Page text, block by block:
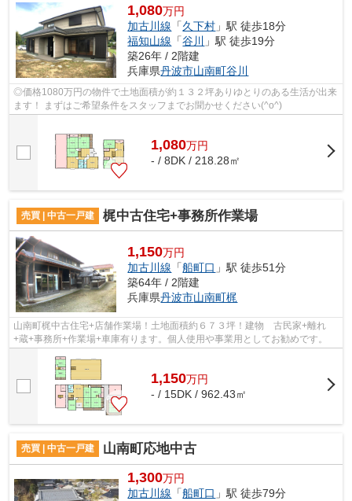
1,080万円
加古川線 「久下村 」駅 徒歩18分
福知山線 「谷川
」駅 徒歩19分
築26年 / 2階建
兵庫県丹波市山南町谷川
◎価格1080万円の物件で土地面積が約１３２坪ありゆとりのある生活が出来
ます！ まずはご希望条件をスタッフまでお聞かせください(^o^)
1,080万円
- / 8DK / 218.28㎡
売買 | 中古一戸建 梶中古住宅+事務所作業場
1,150万円
加古川線 「船町口 」駅 徒歩51分
築64年 / 2階建
兵庫県丹波市山南町梶
山南町梶中古住宅+店舗作業場！土地面積約６７３坪！建物 古民家+離れ
+蔵+事務所+作業場+車庫有ります。個人使用や事業用としてお勧めです。
1,150万円
- / 15DK / 962.43㎡
売買 | 中古一戸建 山南町応地中古
1,300万円
加古川線 「船町口 」駅 徒歩79分